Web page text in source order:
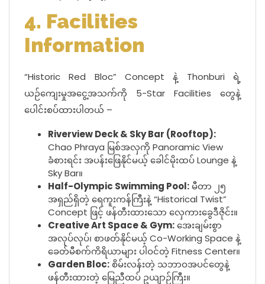
4. Facilities
Information
“Historic Red Bloc” Concept နဲ့ Thonburi ရဲ့
ယဉ်ကျေးမှုအငွေ့အသက်ကို 5-Star Facilities တွေနဲ့
ပေါင်းစပ်ထားပါတယ် –
Riverview Deck & Sky Bar (Rooftop):
Chao Phraya မြစ်အလှကို Panoramic View
ခံစားရင်း အပန်းဖြေနိုင်မယ့် ခေါင်မိုးထပ် Lounge နဲ့
Sky Bar။
Half-Olympic Swimming Pool:မီတာ ၂၅
အရှည်ရှိတဲ့ ရေကူးကန်ကြီးနဲ့ “Historical Twist”
Concept ဖြင့် ဖန်တီးထားသော လှေကားခွေဒီဇိုင်း။
Creative Art Space & Gym:အေးချမ်းစွာ
အလုပ်လုပ်၊ စာဖတ်နိုင်မယ့် Co-Working Space နဲ့
ခေတ်မီစက်ကိရိယာများ ပါဝင်တဲ့ Fitness Center။
Garden Bloc: စိမ်းလန်းတဲ့ သဘာဝအပင်တွေနဲ့
ဖန်တီးထားတဲ့ မြေညီထပ် ဥယျာဉ်ကြီး။